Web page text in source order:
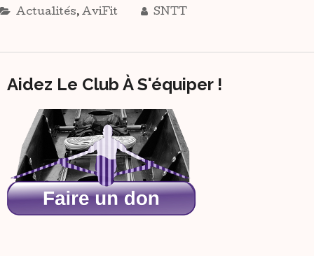
Actualités, AviFit SNTT
Aidez Le Club À S'équiper !